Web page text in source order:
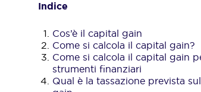
Indice
Cos’è il capital gain
Come si calcola il capital gain?
​​Come si calcola il capital gain
strumenti finanziari
Qual è la tassazione prevista